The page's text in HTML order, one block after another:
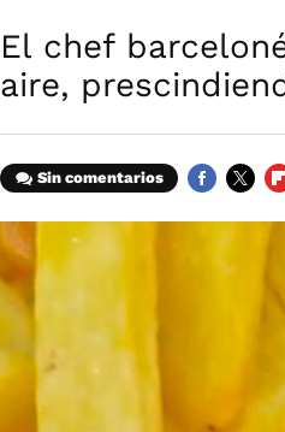
El chef
aire,
Sin comentarios